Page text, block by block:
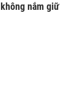
nắm giữ